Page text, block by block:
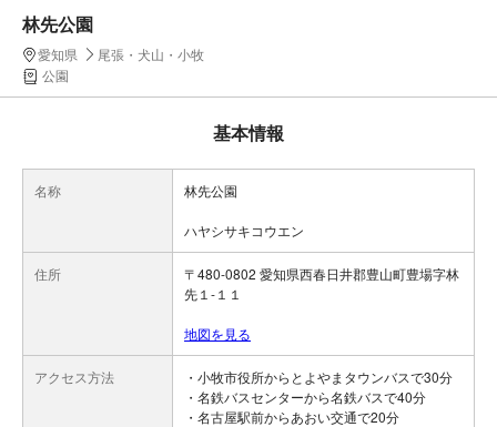
林先公園
愛知県
尾張・犬山・小牧
公園
基本情報
名称 林先公園
ハヤシサキコウエン
住所
〒480-0802 愛知県西春日井郡豊山町豊場字林
先１-１１
地図を見る
アクセス方法
・小牧市役所からとよやまタウンバスで30分
・名鉄バスセンターから名鉄バスで40分
・名古屋駅前からあおい交通で20分